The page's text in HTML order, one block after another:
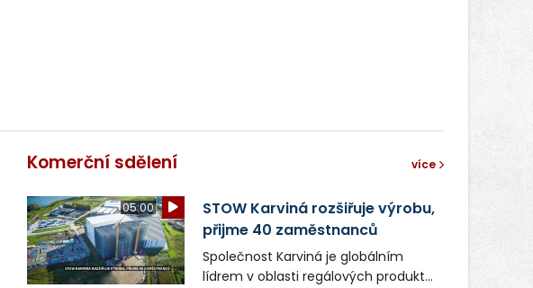
Komerční sdělení více
05:00
STOW Karviná rozšiřuje výrobu,
přijme 40 zaměstnanců
Společnost Karviná je globálním
lídrem v oblasti regálových produktů